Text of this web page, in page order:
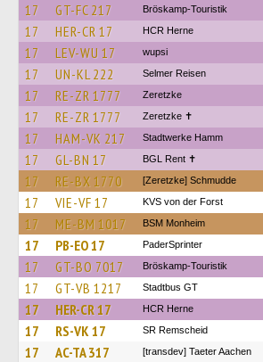
17 GT-FC 217 Bröskamp-Touristik
17 HER-CR 17 HCR Herne
17 LEV-WU 17 wupsi
17 UN-KL 222 Selmer Reisen
17 RE-ZR 1777 Zeretzke
17 RE-ZR 1777 Zeretzke ✝
17 HAM-VK 217 Stadtwerke Hamm
17 GL-BN 17 BGL Rent ✝︎
17 RE-BX 1770 [Zeretzke] Schmudde
17 VIE-VF 17 KVS von der Forst
17 ME-BM 1017 BSM Monheim
17 PB-EO 17 PaderSprinter
17 GT-BO 7017 Bröskamp-Touristik
17 GT-VB 1217 Stadtbus GT
17 HER-CR 17 HCR Herne
17 RS-VK 17 SR Remscheid
17 AC-TA 317 [transdev] Taeter Aachen